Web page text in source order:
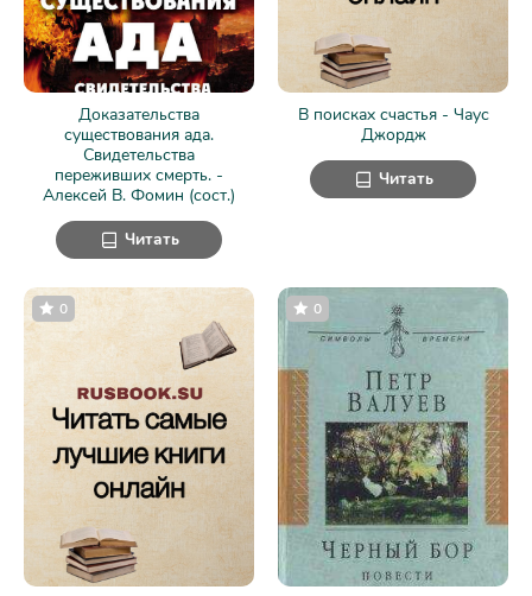
Доказательства
существования ада.
Свидетельства
переживших смерть. -
Алексей В. Фомин (сост.)
Читать
В поисках счастья - Чаус
Джордж
Читать
0 0